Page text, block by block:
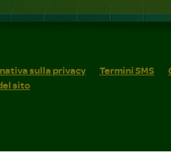
sulla privacy Termini SMS
sito